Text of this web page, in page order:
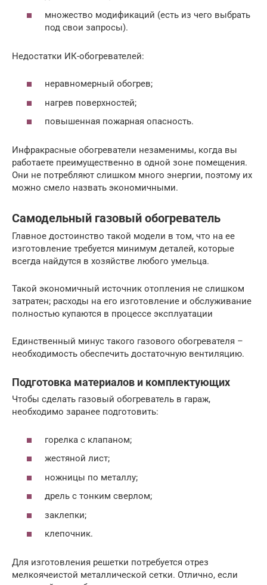
множество модификаций (есть из чего выбрать
под свои запросы).
Недостатки ИК-обогревателей:
неравномерный обогрев;
нагрев поверхностей;
повышенная пожарная опасность.
Инфракрасные обогреватели незаменимы, когда вы
работаете преимущественно в одной зоне помещения.
Они не потребляют слишком много энергии, поэтому их
можно смело назвать экономичными.
Самодельный газовый обогреватель
Главное достоинство такой модели в том, что на ее
изготовление требуется минимум деталей, которые
всегда найдутся в хозяйстве любого умельца.
Такой экономичный источник отопления не слишком
затратен; расходы на его изготовление и обслуживание
полностью купаются в процессе эксплуатации
Единственный минус такого газового обогревателя –
необходимость обеспечить достаточную вентиляцию.
Подготовка материалов и комплектующих
Чтобы сделать газовый обогреватель в гараж,
необходимо заранее подготовить:
горелка с клапаном;
жестяной лист;
ножницы по металлу;
дрель с тонким сверлом;
заклепки;
клепочник.
Для изготовления решетки потребуется отрез
мелкоячеистой металлической сетки. Отлично, если